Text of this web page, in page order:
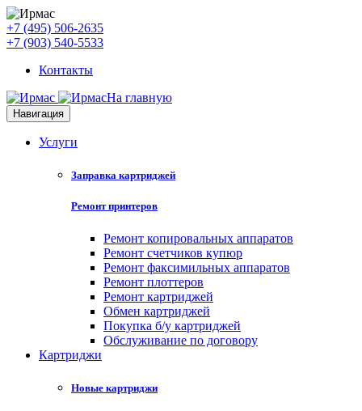
+7 (495) 506-2635
+7 (903) 540-5533
Контакты
На главную
Навигация
Услуги
Заправка картриджей
Ремонт принтеров
Ремонт копировальных аппаратов
Ремонт счетчиков купюр
Ремонт факсимильных аппаратов
Ремонт плоттеров
Ремонт картриджей
Обмен картриджей
Покупка б/у картриджей
Обслуживание по договору
Картриджи
Новые картриджи